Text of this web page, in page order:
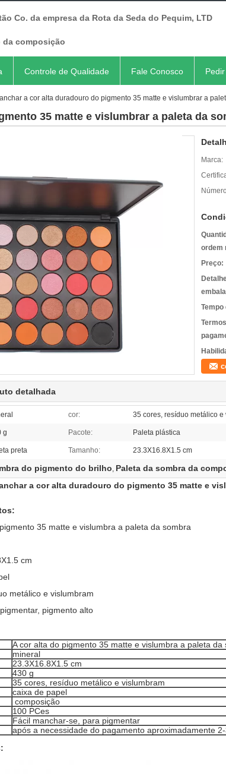
Co. da empresa da Rota da Seda do Pequim, LTD
da composição
Controle de Qualidade Fale Conosco
a cor alta duradouro do pigmento 35 matte e vislumbrar a
35 matte e vislumbrar a paleta da
Marca:
ordem
Preço:
Tempo
detalhada
cor: 35 cores, resíduo metálico e
g Pacote: Paleta plástica
preta Tamanho: 23.3X16.8X1.5 cm
do pigmento do brilho, Paleta da sombra da
a cor alta duradouro do pigmento 35 matte e
35 matte e vislumbra a paleta da sombra
cm
metálico e vislumbram
pigmento alto
A cor alta do pigmento 35 matte e vislumbra a paleta da
mineral
23.3X16.8X1.5 cm
430 g
35 cores, resíduo metálico e vislumbram
caixa de papel
composição
100 PCes
Fácil manchar-se, para pigmentar
após a necessidade do pagamento aproximadamente